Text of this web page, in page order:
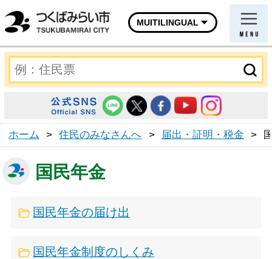
MUITILINGUAL
ホーム > 住民のみなさんへ > 届出・証明・税金 >
国民年金
国民年金の届け出
国民年金制度のしくみ